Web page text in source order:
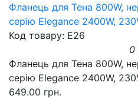
Фланець для Тена 800W,
серію Elegance 2400W,
Код товару: E26
0
Фланець для Тена 800W,
серію Elegance 2400W,
649.00 грн.